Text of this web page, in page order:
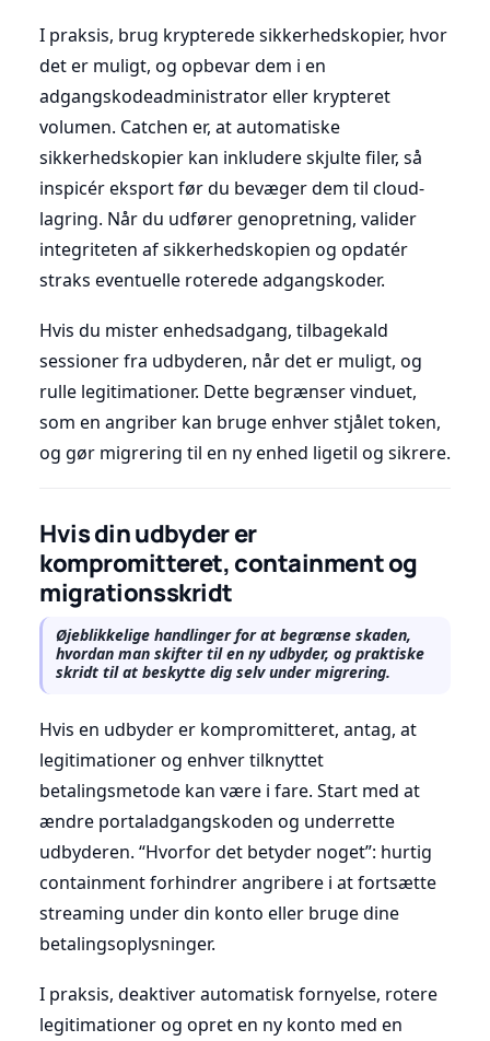
I praksis, brug krypterede sikkerhedskopier, hvor
det er muligt, og opbevar dem i en
adgangskodeadministrator eller krypteret
volumen. Catchen er, at automatiske
sikkerhedskopier kan inkludere skjulte filer, så
inspicér eksport før du bevæger dem til cloud-
lagring. Når du udfører genopretning, valider
integriteten af sikkerhedskopien og opdatér
straks eventuelle roterede adgangskoder.
Hvis du mister enhedsadgang, tilbagekald
sessioner fra udbyderen, når det er muligt, og
rulle legitimationer. Dette begrænser vinduet,
som en angriber kan bruge enhver stjålet token,
og gør migrering til en ny enhed ligetil og sikrere.
Hvis din udbyder er
kompromitteret, containment og
migrationsskridt
Øjeblikkelige handlinger for at begrænse skaden,
hvordan man skifter til en ny udbyder, og praktiske
skridt til at beskytte dig selv under migrering.
Hvis en udbyder er kompromitteret, antag, at
legitimationer og enhver tilknyttet
betalingsmetode kan være i fare. Start med at
ændre portaladgangskoden og underrette
udbyderen. “Hvorfor det betyder noget”: hurtig
containment forhindrer angribere i at fortsætte
streaming under din konto eller bruge dine
betalingsoplysninger.
I praksis, deaktiver automatisk fornyelse, rotere
legitimationer og opret en ny konto med en